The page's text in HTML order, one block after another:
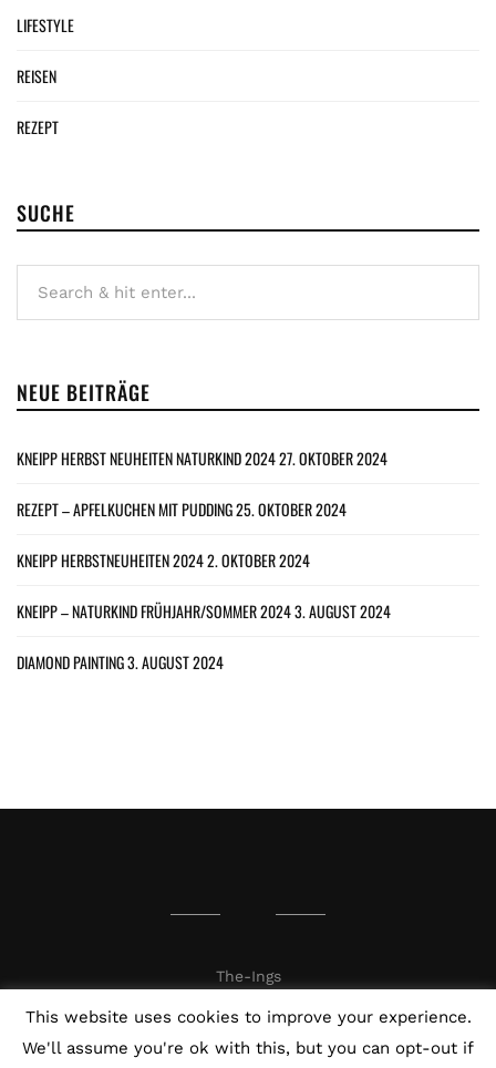
LIFESTYLE
REISEN
REZEPT
SUCHE
NEUE BEITRÄGE
KNEIPP HERBST NEUHEITEN NATURKIND 202427. OKTOBER 2024
REZEPT – APFELKUCHEN MIT PUDDING25. OKTOBER 2024
KNEIPP HERBSTNEUHEITEN 20242. OKTOBER 2024
KNEIPP – NATURKIND FRÜHJAHR/SOMMER 20243. AUGUST 2024
DIAMOND PAINTING3. AUGUST 2024
The-Ings
This website uses cookies to improve your experience.
We'll assume you're ok with this, but you can opt-out if